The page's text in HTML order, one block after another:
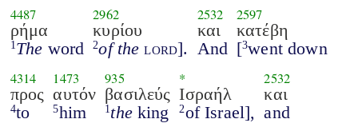
4487
ρήμα
1 The word
2962
κυρίου
2of the lord].
2532
και
And
2597
κατέβη
[3went down
4314
προς
4to
1473
αυτόν
5him
935
βασιλεύς
1 theking
*
Ισραήλ
2of Israel],
2532
και
and